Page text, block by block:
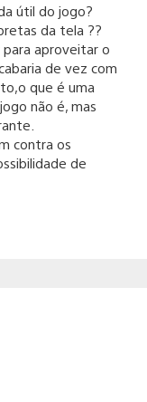
útil do jogo?
da tela ??
para aproveitar o
de vez com
que é uma
não é, mas
contra os
de